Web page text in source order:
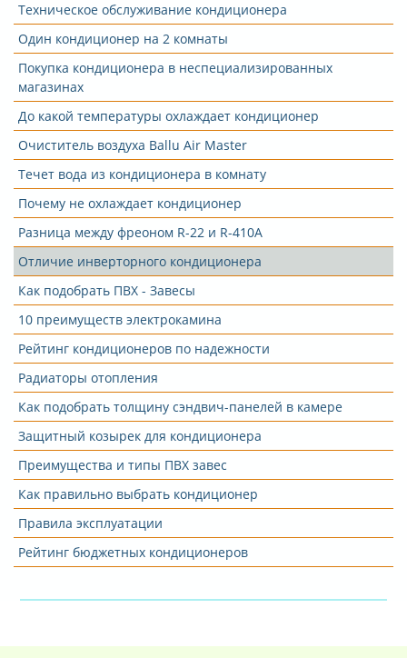
Техническое обслуживание кондиционера
Один кондиционер на 2 комнаты
Покупка кондиционера в неспециализированных
магазинах
До какой температуры охлаждает кондиционер
Очиститель воздуха Ballu Air Master
Течет вода из кондиционера в комнату
Почему не охлаждает кондиционер
Разница между фреоном R-22 и R-410A
Отличие инверторного кондиционера
Как подобрать ПВХ - Завесы
10 преимуществ электрокамина
Рейтинг кондиционеров по надежности
Радиаторы отопления
Как подобрать толщину сэндвич-панелей в камере
Защитный козырек для кондиционера
Преимущества и типы ПВХ завес
Как правильно выбрать кондиционер
Правила эксплуатации
Рейтинг бюджетных кондиционеров